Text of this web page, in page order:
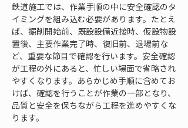
鉄道施工では、作業手順の中に安全確認のタ
イミングを組み込む必要があります。たとえ
ば、掘削開始前、既設設備近接時、仮設物設
置後、主要作業完了時、復旧前、退場前な
ど、重要な節目で確認を行います。安全確認
が工程の外にあると、忙しい場面で省略され
やすくなります。あらかじめ手順に含めてお
けば、確認を行うことが作業の一部となり、
品質と安全を保ちながら工程を進めやすくな
ります。